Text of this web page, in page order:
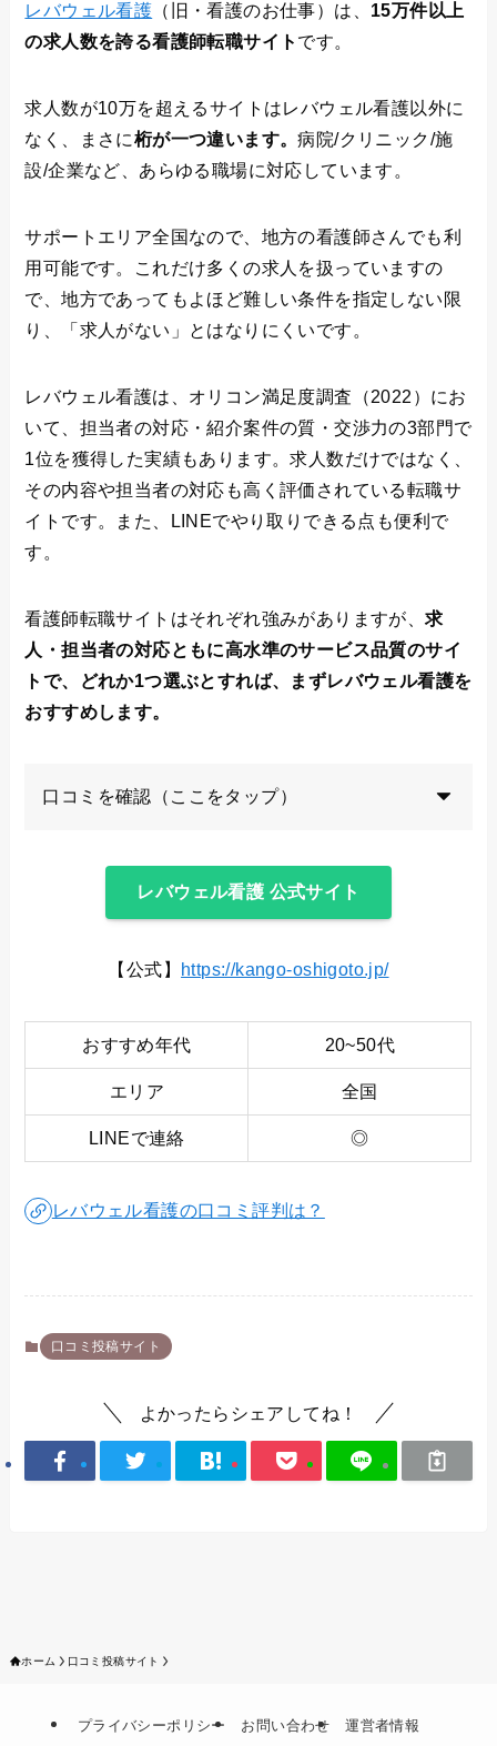
レバウェル看護 （旧・看護のお仕事）は、 15万件以上
の求人数を誇る看護師転職サイト です。
求人数が10万を超えるサイトはレバウェル看護以外に
なく、まさに桁が一つ違います。病院/クリニック/施
設/企業など、あらゆる職場に対応しています。
サポートエリア全国なので、地方の看護師さんでも利
用可能です。これだけ多くの求人を扱っていますの
で、地方であってもよほど難しい条件を指定しない限
り、「求人がない」とはなりにくいです。
レバウェル看護は、オリコン満足度調査（2022）にお
いて、担当者の対応・紹介案件の質・交渉力の3部門で
1位を獲得した実績もあります。求人数だけではなく、
その内容や担当者の対応も高く評価されている転職サ
イトです。また、LINEでやり取りできる点も便利で
す。
看護師転職サイトはそれぞれ強みがありますが、求
人・担当者の対応ともに高水準のサービス品質のサイ
トで、どれか1つ選ぶとすれば、まずレバウェル看護を
おすすめします。
口コミを確認（ここをタップ）
レバウェル看護 公式サイト
【公式】 https://kango-oshigoto.jp/
おすすめ年代 20~50代
エリア 全国
LINEで連絡 ◎
レバウェル看護の口コミ評判は？
口コミ投稿サイト
よかったらシェアしてね！
ホーム 口コミ投稿サイト
プライバシーポリシー お問い合わせ 運営者情報